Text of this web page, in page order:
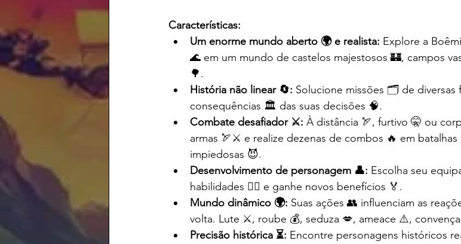
Características:
Um enorme mundo aberto 🌍 e realista: Explore a
🌊 em um mundo de castelos majestosos 🏰, campos
🌳.
História não linear 🔄: Solucione missões 🗂️ de diversas
consequências 🏛️ das suas decisões 🧠.
Combate desafiador ⚔️: À distância 🏹, furtivo 🤫 ou
armas 🏹⚔️ e realize dezenas de combos 🔥 em
impiedosas 😈.
Desenvolvimento de personagem 👤: Escolha seu
habilidades 🏋️‍♂️ e ganhe novos benefícios 🏅.
Mundo dinâmico 🌍: Suas ações 👥 influenciam as
volta. Lute ⚔️, roube 💰, seduza 💋, ameace ⚠️,
Precisão histórica ⏳: Encontre personagens históricos